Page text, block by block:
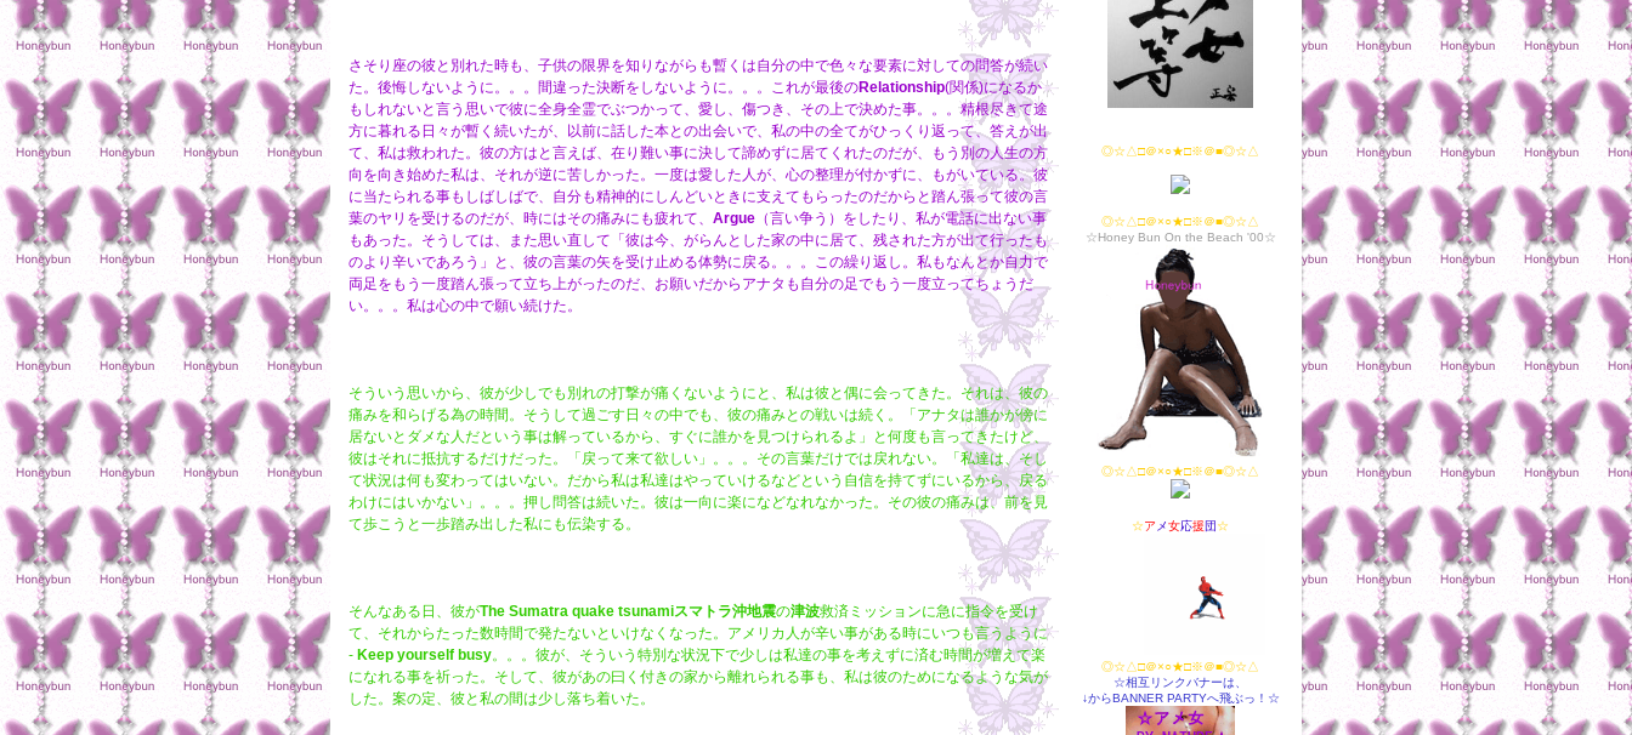
◎☆△□＠×○★□※＠■◎☆△
◎☆△□＠×○★□※＠■◎☆△
☆Honey Bun On the Beach '00☆
◎☆△□＠×○★□※＠■◎☆△
☆ア メ女応援 団 ☆
◎☆△□＠×○★□※＠■◎☆△
☆相互リンクバナーは、
↓からBANNER PARTYへ飛ぶっ！☆
さそり座の彼と別れた時も、子供の限界を知りながらも暫くは自分の中で色々な要素に対しての問答が続い
た。後悔しないように。。。間違った決断をしないように。。。これが最後のRelationship(関係)になるか
もしれないと言う思いで彼に全身全霊でぶつかって、愛し、傷つき、その上で決めた事。。。精根尽きて途
方に暮れる日々が暫く続いたが、以前に話した本との出会いで、私の中の全てがひっくり返って、答えが出
て、私は救われた。彼の方はと言えば、在り難い事に決して諦めずに居てくれたのだが、もう別の人生の方
向を向き始めた私は、それが逆に苦しかった。一度は愛した人が、心の整理が付かずに、もがいている。彼
に当たられる事もしばしばで、自分も精神的にしんどいときに支えてもらったのだからと踏ん張って彼の言
葉のヤリを受けるのだが、時にはその痛みにも疲れて、 Argue （言い争う）をしたり、私が電話に出ない事
もあった。そうしては、また思い直して「彼は今、がらんとした家の中に居て、残された方が出て行ったも
のより辛いであろう」と、彼の言葉の矢を受け止める体勢に戻る。。。この繰り返し。私もなんとか自力で
両足をもう一度踏ん張って立ち上がったのだ、お願いだからアナタも自分の足でもう一度立ってちょうだ
い。。。私は心の中で願い続けた。
そういう思いから、彼が少しでも別れの打撃が痛くないようにと、私は彼と偶に会ってきた。それは、彼の
痛みを和らげる為の時間。そうして過ごす日々の中でも、彼の痛みとの戦いは続く。「アナタは誰かが傍に
居ないとダメな人だという事は解っているから、すぐに誰かを見つけられるよ」と何度も言ってきたけど、
彼はそれに抵抗するだけだった。「戻って来て欲しい」。。。その言葉だけでは戻れない。「私達は、そし
て状況は何も変わってはいない。だから私は私達はやっていけるなどという自信を持てずにいるから、戻る
わけにはいかない」。。。押し問答は続いた。彼は一向に楽になどなれなかった。その彼の痛みは、前を見
て歩こうと一歩踏み出した私にも伝染する。
そんなある日、彼がThe Sumatra quake tsunamiスマトラ沖地震の津波救済ミッションに急に指令を受け
て、それからたった数時間で発たないといけなくなった。アメリカ人が辛い事がある時にいつも言うように
- Keep yourself busy。。。彼が、そういう特別な状況下で少しは私達の事を考えずに済む時間が増えて楽
になれる事を祈った。そして、彼があの曰く付きの家から離れられる事も、私は彼のためになるような気が
した。案の定、彼と私の間は少し落ち着いた。